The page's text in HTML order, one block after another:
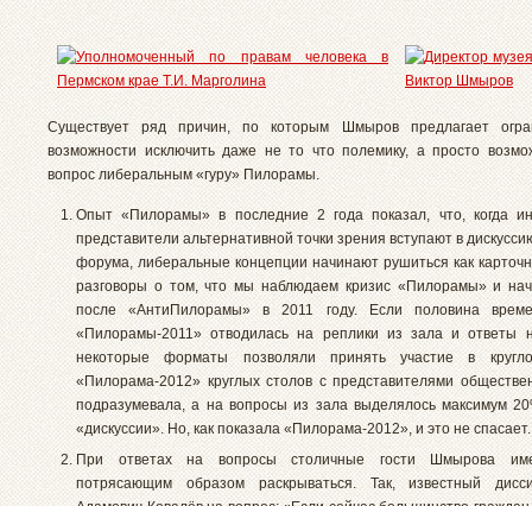
Существует ряд причин, по которым Шмыров предлагает
возможности исключить даже не то что полемику, а просто
вопрос либеральным «гуру» Пилорамы.
Опыт «Пилорамы» в последние 2 года показал, что, когда
представители альтернативной точки зрения вступают в
форума, либеральные концепции начинают рушиться как
разговоры о том, что мы наблюдаем кризис «Пилорамы» и
после «АнтиПилорамы» в 2011 году. Если половина
«Пилорамы-2011» отводилась на реплики из зала и ответы
некоторые форматы позволяли принять участие в
«Пилорама-2012» круглых столов с представителями
подразумевала, а на вопросы из зала выделялось максимум
«дискуссии». Но, как показала «Пилорама-2012», и это не спасает.
При ответах на вопросы столичные гости Шмырова
потрясающим образом раскрываться. Так, известный